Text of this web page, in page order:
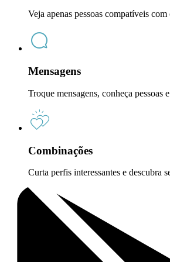
Veja apenas pessoas compatíveis com
Mensagens
Troque mensagens, conheça pessoas
Combinações
Curta perfis interessantes e descubra